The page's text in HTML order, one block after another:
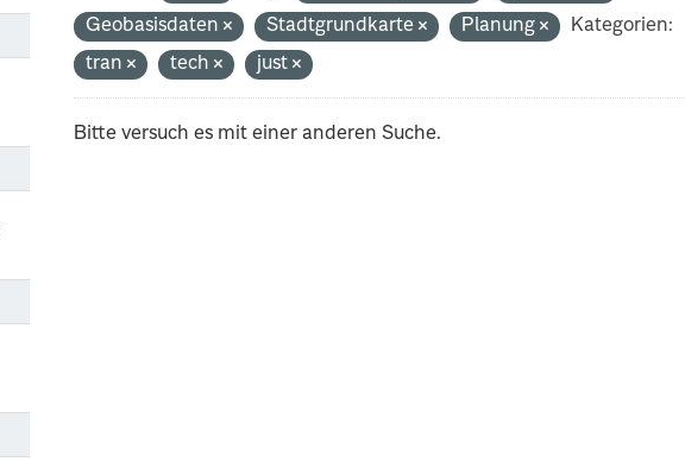
Geobasisdaten
Stadtgrundkarte Planung
Kategorien:
tran
tech just
Bitte versuch es mit einer anderen Suche.